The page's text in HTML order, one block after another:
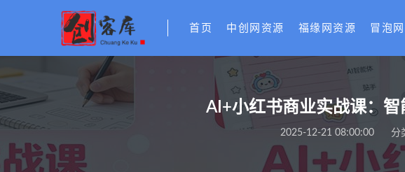
首页 中创网资源 福缘网资源 冒泡
AI+小红书商业实战课：
2025-12-21 08:00:00 分